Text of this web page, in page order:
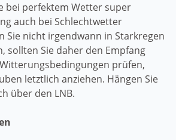
bei perfektem Wetter super
auch bei Schlechtwetter
Sie nicht irgendwann in Starkregen
sollten Sie daher den Empfang
prüfen,
letztlich anziehen. Hängen Sie
über den LNB.